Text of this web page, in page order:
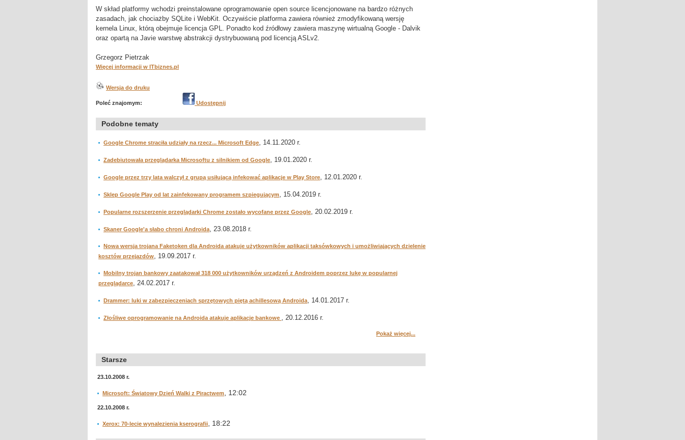
W skład platformy wchodzi preinstalowane oprogramowanie open source licencjonowane na bardzo różnych
zasadach, jak chociażby SQLite i WebKit. Oczywiście platforma zawiera również zmodyfikowaną wersję
kernela Linux, którą obejmuje licencja GPL. Ponadto kod źródłowy zawiera maszynę wirtualną Google - Dalvik
oraz opartą na Javie warstwę abstrakcji dystrybuowaną pod licencją ASLv2.
Grzegorz Pietrzak
Więcej informacji w ITbiznes.pl
Wersja do druku
Poleć znajomym: Udostępnij
Podobne tematy
Google Chrome straciła udziały na rzecz... Microsoft Edge, 14.11.2020 r.
Zadebiutowała przeglądarka Microsoftu z silnikiem od Google, 19.01.2020 r.
Google przez trzy lata walczył z grupą usiłującą infekować aplikacje w Play Store, 12.01.2020 r.
Sklep Google Play od lat zainfekowany programem szpiegującym, 15.04.2019 r.
Popularne rozszerzenie przeglądarki Chrome zostało wycofane przez Google, 20.02.2019 r.
Skaner Google'a słabo chroni Androida, 23.08.2018 r.
Nowa wersja trojana Faketoken dla Androida atakuje użytkowników aplikacji taksówkowych i umożliwiających dzielenie
kosztów przejazdów, 19.09.2017 r.
Mobilny trojan bankowy zaatakował 318 000 użytkowników urządzeń z Androidem poprzez lukę w popularnej
przeglądarce, 24.02.2017 r.
Drammer: luki w zabezpieczeniach sprzętowych piętą achillesową Androida, 14.01.2017 r.
Złośliwe oprogramowanie na Androida atakuje aplikacje bankowe , 20.12.2016 r.
Pokaż więcej...
Starsze
23.10.2008 r.
Microsoft: Światowy Dzień Walki z Piractwem , 12:02
22.10.2008 r.
Xerox: 70-lecie wynalezienia kserografii , 18:22